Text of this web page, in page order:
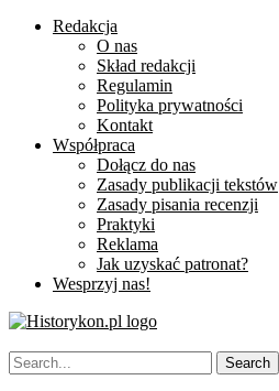
Redakcja
O nas
Skład redakcji
Regulamin
Polityka prywatności
Kontakt
Współpraca
Dołącz do nas
Zasady publikacji tekstów
Zasady pisania recenzji
Praktyki
Reklama
Jak uzyskać patronat?
Wesprzyj nas!